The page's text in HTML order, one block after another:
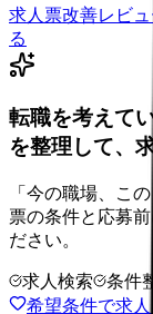
求人票改善レビュ
る
転職を考えて
を整理して、
「今の職場、こ
票の条件と応募
ださい。
求人検索 条件
希望条件で求人